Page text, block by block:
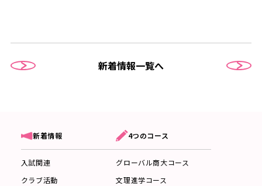
新着情報一覧へ
新着情報
入試関連
クラブ活動
4つのコース
グローバル商大コース
文理進学コース